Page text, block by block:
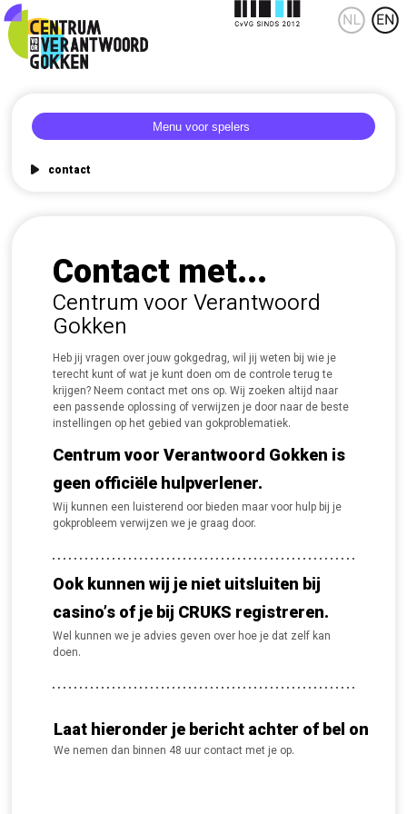
contact
Contact met...
Centrum voor Verantwoord
Gokken
Heb jij vragen over jouw gokgedrag, wil jij weten bij wie je
terecht kunt of wat je kunt doen om de controle terug te
krijgen? Neem contact met ons op. Wij zoeken altijd naar
een passende oplossing of verwijzen je door naar de beste
instellingen op het gebied van gokproblematiek.
Centrum voor Verantwoord Gokken is
geen officiële hulpverlener.
Wij kunnen een luisterend oor bieden maar voor hulp bij je
gokprobleem verwijzen we je graag door.
Ook kunnen wij je niet uitsluiten bij
casino’s of je bij CRUKS registreren.
Wel kunnen we je advies geven over hoe je dat zelf kan
doen.
Laat hieronder je bericht achter of bel ons.
We nemen dan binnen 48 uur contact met je op.